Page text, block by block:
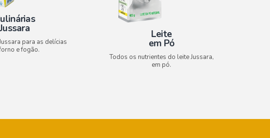
Jussara
para as delícias
e fogão.
Leite
em Pó
Todos os nutrientes do leite Jussara,
em pó.